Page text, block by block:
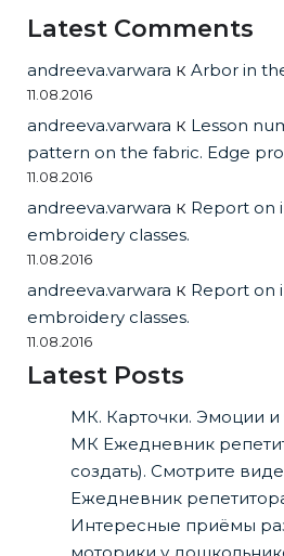
Latest Comments
andreeva.varwara к Arbor in
11.08.2016
andreeva.varwara к Lesson
pattern on the fabric. Edge
11.08.2016
andreeva.varwara к Report on
embroidery classes.
11.08.2016
andreeva.varwara к Report on
embroidery classes.
11.08.2016
Latest Posts
МК. Карточки. Эмоции и
МК Ежедневник
создать). Смотрите
Ежедневник
Интересные приёмы